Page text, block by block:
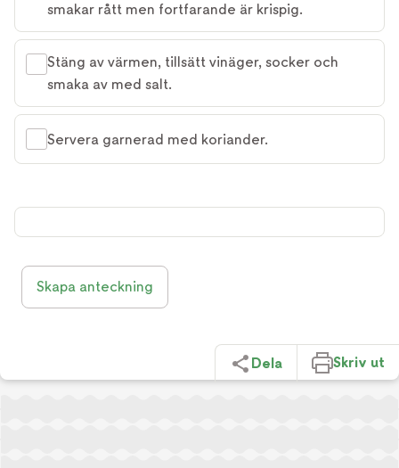
smakar rått men fortfarande är krispig.
Stäng av värmen, tillsätt vinäger, socker och
smaka av med salt.
Servera garnerad med koriander.
Skapa anteckning
Dela Skriv ut